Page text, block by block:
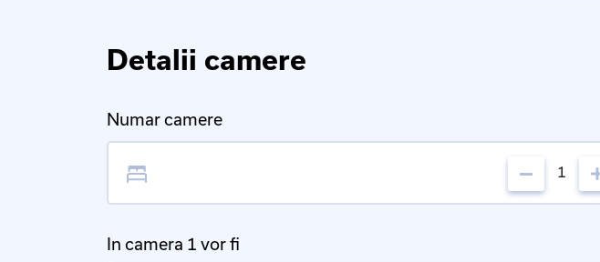
Detalii camere
Numar camere
1
In camera 1 vor fi